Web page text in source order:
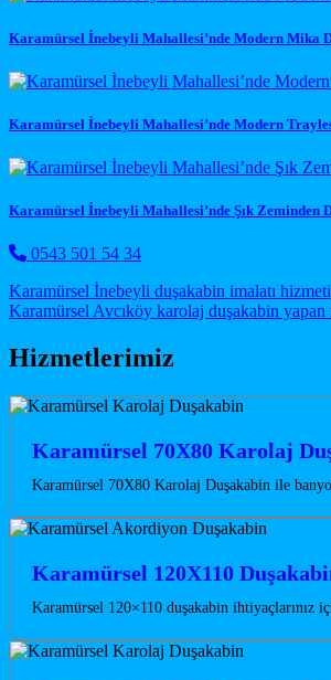
Karamürsel İnebeyli Mahallesi’nde Modern Mika
Karamürsel İnebeyli Mahallesi’nde Modern
Karamürsel İnebeyli Mahallesi’nde Şık Zeminden
0543 501 54 34
Post navigation
Karamürsel İnebeyli duşakabin imalatı hizmeti
Karamürsel Avcıköy karolaj duşakabin
Hizmetlerimiz
Karamürsel 70X80 Karolaj
Karamürsel 70X80 Karolaj Duşakabin ile
Karamürsel 120X110
Karamürsel 120×110 duşakabin ihtiyaçlarınız